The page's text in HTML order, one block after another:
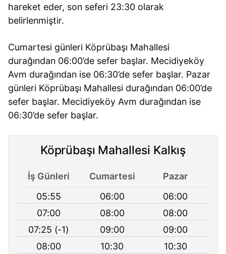
hareket eder, son seferi 23:30 olarak
belirlenmiştir.
Cumartesi günleri Köprübaşı Mahallesi
durağından 06:00’de sefer başlar. Mecidiyeköy
Avm durağından ise 06:30’de sefer başlar. Pazar
günleri Köprübaşı Mahallesi durağından 06:00’de
sefer başlar. Mecidiyeköy Avm durağından ise
06:30’de sefer başlar.
Köprübaşı Mahallesi Kalkış
İş Günleri Cumartesi
Pazar
05:55
06:00
06:00
07:00
08:00
08:00
07:25 (-1)
09:00
09:00
08:00
10:30
10:30